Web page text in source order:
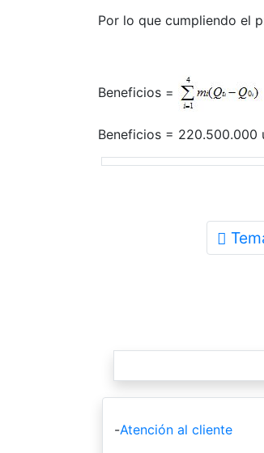
Por lo que cumpliendo el
Beneficios =
Beneficios = 220.500.000
-Atención al cliente